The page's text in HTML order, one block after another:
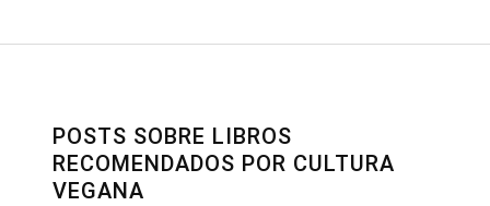
POSTS SOBRE LIBROS
RECOMENDADOS POR CULTURA
VEGANA